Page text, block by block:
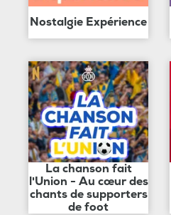
Nostalgie Expérience
La chanson fait
l'Union - Au cœur des
chants de supporters
de foot